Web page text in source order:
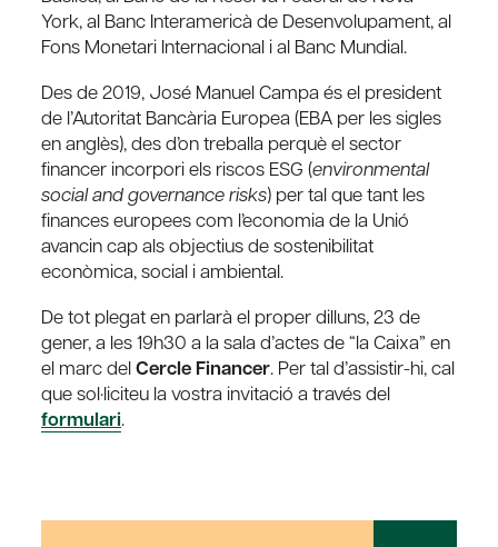
York, al Banc Interamericà de Desenvolupament, al
Fons Monetari Internacional i al Banc Mundial.
Des de 2019, José Manuel Campa és el president
de l’Autoritat Bancària Europea (EBA per les sigles
en anglès), des d’on treballa perquè el sector
financer incorpori els riscos ESG (environmental
social and governance risks) per tal que tant les
finances europees com l’economia de la Unió
avancin cap als objectius de sostenibilitat
econòmica, social i ambiental.
De tot plegat en parlarà el proper dilluns, 23 de
gener, a les 19h30 a la sala d’actes de “la Caixa” en
el marc delCercle Financer. Per tal d’assistir-hi, cal
que sol·liciteu la vostra invitació a través del
formulari.